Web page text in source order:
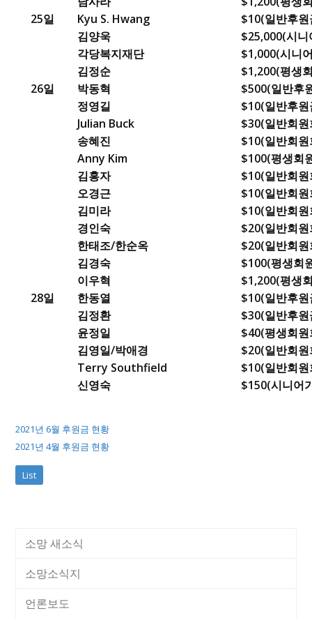
25일
Kyu S. Hwang
$10(일반후
김양욱
$25,000(시
각당복지재단
$1,000(시니
김정순
$1,200(평생
26일
박동혁
$500(일반후
정영길
$10(일반후
Julian Buck
$30(일반회
송혜진
$10(일반회
Anny Kim
$100(평생회
김홍자
$10(일반회
오경근
$10(일반회
김미라
$10(일반회
경인숙
$20(일반회
한태조/한순옥
$20(일반회
김경숙
$100(평생회
이우혁
$1,200(평생
28일
한동열
$10(일반후
김정환
$30(일반후
윤정일
$40(평생회
김영일/박애경
$20(일반회
Terry Southfield
$10(일반회
신영숙
$150(시니어
2021년 6월 후원금 현황
2021년 4월 후원금 현황
List
소망 새소식
소망소식지
언론보도